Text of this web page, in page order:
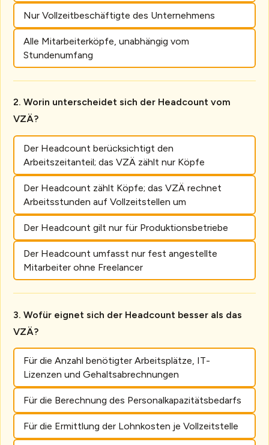
Nur Vollzeitbeschäftigte des Unternehmens
Alle Mitarbeiterköpfe, unabhängig vom
Stundenumfang
Worin unterscheidet sich der Headcount vom
VZÄ?
Der Headcount berücksichtigt den
Arbeitszeitanteil; das VZÄ zählt nur Köpfe
Der Headcount zählt Köpfe; das VZÄ rechnet
Arbeitsstunden auf Vollzeitstellen um
Der Headcount gilt nur für Produktionsbetriebe
Der Headcount umfasst nur fest angestellte
Mitarbeiter ohne Freelancer
Wofür eignet sich der Headcount besser als das
VZÄ?
Für die Anzahl benötigter Arbeitsplätze, IT-
Lizenzen und Gehaltsabrechnungen
Für die Berechnung des Personalkapazitätsbedarfs
Für die Ermittlung der Lohnkosten je Vollzeitstelle